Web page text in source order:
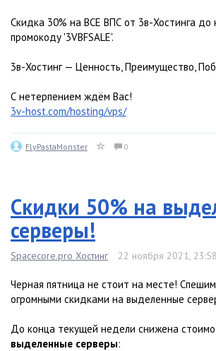
Скидка 30% на ВСЕ ВПС от 3в-Хостинга до
промокоду '3VBFSALE'.
3в-Хостинг — Ценность, Преимущество,
С нетерпением ждём Вас!
3v-host.com/hosting/vps/
FlyPastaMonster 0
Скидки 50% на
серверы!
Spacecore.pro Хостинг 22 ноября 2021, 23:58
Черная пятница не стоит на месте!
огромными скидками на выделенные
До конца текущей недели снижена
выделенные серверы: